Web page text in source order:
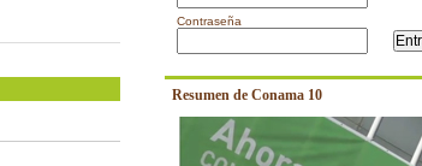
Contraseña
Resumen de Conama 10